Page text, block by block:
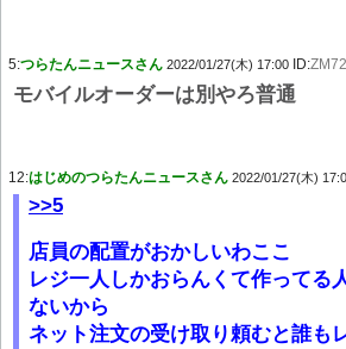
5:つらたんニュースさん 2022/01/27(木) 17:00 ID:
モバイルオーダーは別やろ普通
12:はじめのつらたんニュースさん 2022/01/27(木)
>>5
店員の配置がおかしいわここ
レジ一人しかおらんくて作ってる
ないから
ネット注文の受け取り頼むと誰も